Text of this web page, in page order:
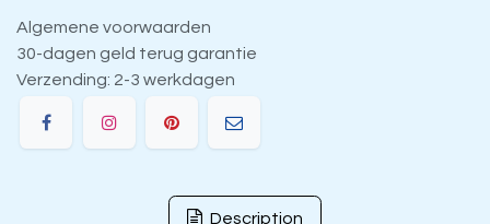
Algemene voorwaarden
30-dagen geld terug garantie
Verzending: 2-3 werkdagen
Description